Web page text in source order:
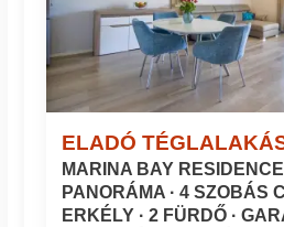
ELADÓ
MARINA BAY
PANORÁMA · 4 SZOBÁS
ERKÉLY · 2 FÜRDŐ ·